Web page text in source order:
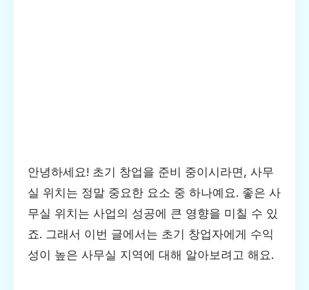
안녕하세요! 초기 창업을 준비 중이시라면, 사무
실 위치는 정말 중요한 요소 중 하나예요. 좋은 사
무실 위치는 사업의 성공에 큰 영향을 미칠 수 있
죠. 그래서 이번 글에서는 초기 창업자에게 수익
성이 높은 사무실 지역에 대해 알아보려고 해요.